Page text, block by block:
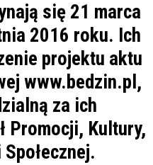
się 21 marca
2016 roku. Ich
projektu aktu
www.bedzin.pl,
za ich
Promocji, Kultury,